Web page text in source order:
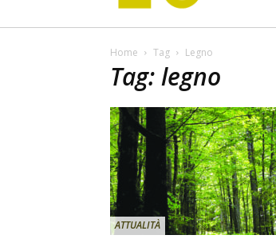
Home Tag Legno
Tag: legno
ATTUALITÀ